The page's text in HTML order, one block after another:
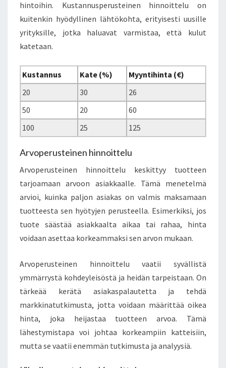
hintoihin. Kustannusperusteinen hinnoittelu on
kuitenkin hyödyllinen lähtökohta, erityisesti uusille
yrityksille, jotka haluavat varmistaa, että kulut
katetaan.
Kustannus Kate (%)
Myyntihinta (€)
20
30
26
50
20
60
100
25 125
Arvoperusteinen hinnoittelu
Arvoperusteinen hinnoittelu keskittyy tuotteen
tarjoamaan arvoon asiakkaalle. Tämä menetelmä
arvioi, kuinka paljon asiakas on valmis maksamaan
tuotteesta sen hyötyjen perusteella. Esimerkiksi, jos
tuote säästää asiakkaalta aikaa tai rahaa, hinta
voidaan asettaa korkeammaksi sen arvon mukaan.
Arvoperusteinen hinnoittelu vaatii syvällistä
ymmärrystä kohdeyleisöstä ja heidän tarpeistaan. On
tärkeää kerätä asiakaspalautetta ja tehdä
markkinatutkimusta, jotta voidaan määrittää oikea
hinta, joka heijastaa tuotteen arvoa. Tämä
lähestymistapa voi johtaa korkeampiin katteisiin,
mutta se vaatii enemmän tutkimusta ja analyysiä.